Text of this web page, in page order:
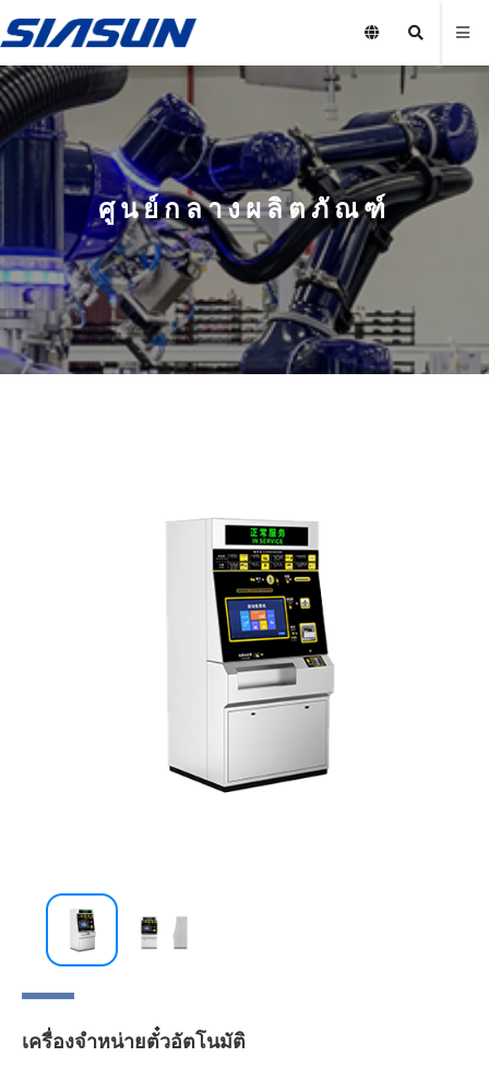
ศูนย์กลางผลิตภัณฑ์
เครื่องจำหน่ายตั๋วอัตโนมัติ